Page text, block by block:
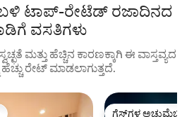
ಬಳಿ ಟಾಪ್-ರೇಟೆಡ್ ರಜಾದಿನದ
ವಸತಿಗಳು
ಮತ್ತು ಹೆಚ್ಚಿನ ಕಾರಣಕ್ಕಾಗಿ ಈ ವಾಸ್ತವ್ಯದ
ಹೆಚ್ಚು ರೇಟ್ ಮಾಡಲಾಗುತ್ತದೆ.
ಗೆಸ್ಟ್‌ಗಳ